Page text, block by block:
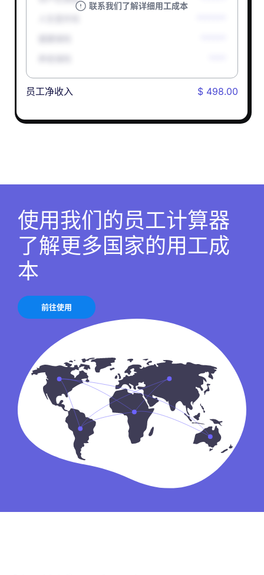
联系我们了解详细用工成本
员工净收入 $ 498.00
使用我们的员工计算器
了解更多国家的用工成
本
前往使用